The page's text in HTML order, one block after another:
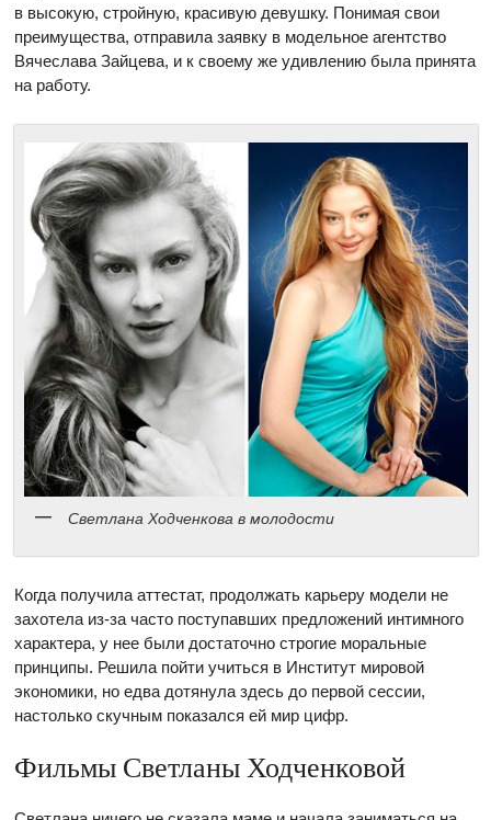
в высокую, стройную, красивую девушку. Понимая свои
преимущества, отправила заявку в модельное агентство
Вячеслава Зайцева, и к своему же удивлению была принята
на работу.
Светлана Ходченкова в молодости
Когда получила аттестат, продолжать карьеру модели не
захотела из-за часто поступавших предложений интимного
характера, у нее были достаточно строгие моральные
принципы. Решила пойти учиться в Институт мировой
экономики, но едва дотянула здесь до первой сессии,
настолько скучным показался ей мир цифр.
Фильмы Светланы Ходченковой